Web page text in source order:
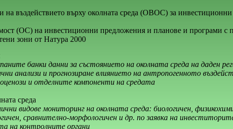
на въздействието върху околната среда (ОВОС) за
(ОС) на инвестиционни предложения и планове и програми с
зони от Натура 2000
банки данни за състоянието на околната среда на даден
анализи и прогнозиране влиянието на антропогенното
и отделните компоненти на средата
среда
видове мониторинг на околната среда: биологичен,
сравнително-морфологичен и др. по заявка на
на контролните органи